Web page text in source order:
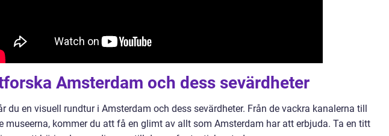
Amsterdam och dess sevärdheter
du en visuell rundtur i Amsterdam och dess sevärdheter. Från de vackra kanalerna till
museerna, kommer du att få en glimt av allt som Amsterdam har att erbjuda. Ta en titt